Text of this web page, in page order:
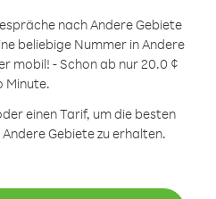
nach Andere Gebiete
beliebige Nummer in Andere
mobil! - Schon ab nur 20.0 ¢
Minute.
einen Tarif, um die besten
Gebiete zu erhalten.